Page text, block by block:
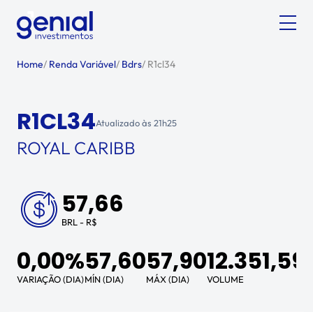
Home/ Renda Variável/ Bdrs/ R1cl34
R1CL34Atualizado às 21h25
ROYAL CARIBB
57,66
BRL - R$
0,00%
VARIAÇÃO (DIA)
57,60
MÍN (DIA)
57,90
MÁX (DIA)
12.351,59
VOLUME